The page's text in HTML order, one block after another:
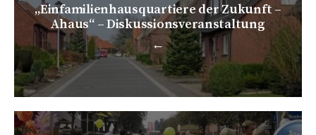
←
„Einfamilienhausquartiere der Zukunft –
Ahaus“ – Diskussionsveranstaltung